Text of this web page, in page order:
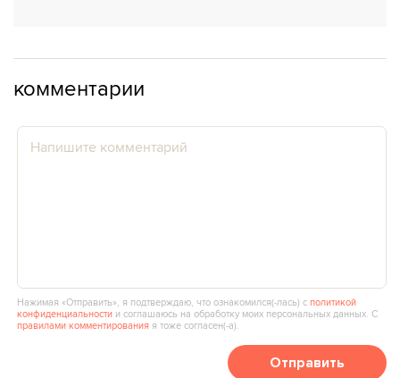
комментарии
Нажимая «Отправить», я подтверждаю, что ознакомился(‑лась) сполитикой
конфиденциальности и соглашаюсь на обработку моих персональных данных. С
правилами комментирования я тоже согласен(‑а).
Отправить